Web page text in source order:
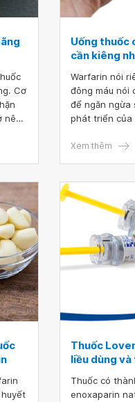
Cơ
nên
Uống thuốc
cần kiêng
Warfarin nói
đông máu nói
để ngăn ngừa
phát triển của
thuốc chống
gây ra. Vậy
thuốc đông
Xem thêm
Thuốc
liều dùng
Thuốc có
enoxaparin